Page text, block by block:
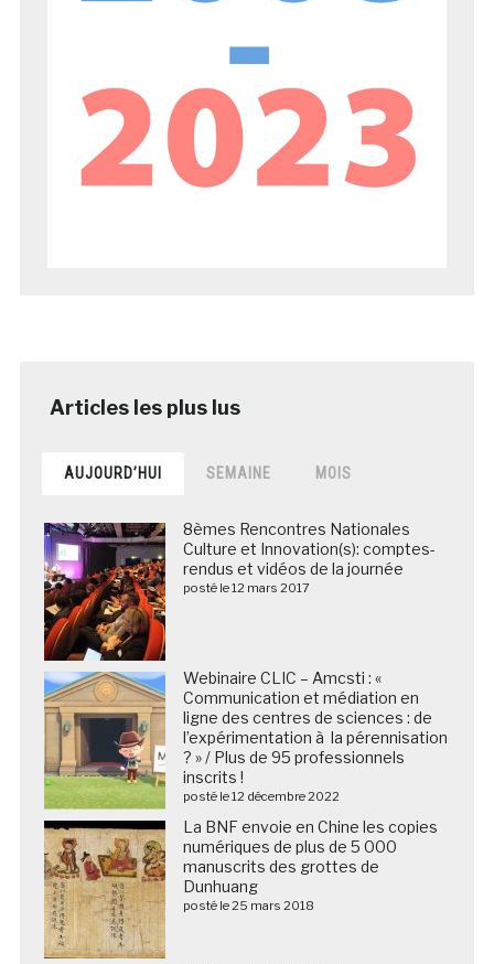
AUJOURD’HUI SEMAINE MOIS
8èmes Rencontres Nationales
Culture et Innovation(s): comptes-
rendus et vidéos de la journée
posté le 12 mars 2017
Webinaire CLIC – Amcsti : «
Communication et médiation en
ligne des centres de sciences : de
l’expérimentation à la pérennisation
? » / Plus de 95 professionnels
inscrits !
posté le 12 décembre 2022
La BNF envoie en Chine les copies
numériques de plus de 5 000
manuscrits des grottes de
Dunhuang
posté le 25 mars 2018